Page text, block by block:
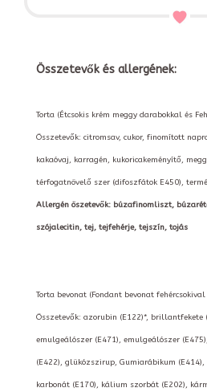
Összetevők és allergének:
Torta (Étcsokis krém meggy darabokkal és
Összetevők: citromsav, cukor, finomított
kakaóvaj, karragén, kukoricakeményítő,
térfogatnövelő szer (difoszfátok E450),
Allergén öszetevők: búzafinomliszt,
szójalecitin, tej, tejfehérje, tejszín, tojás
Torta bevonat (Fondant bevonat
Összetevők: azorubin (E122)*, brillantfekete
emulgeálószer (E471), emulgeálószer
(E422), glükózszirup, Gumiarábikum
karbonát (E170), kálium szorbát (E202),